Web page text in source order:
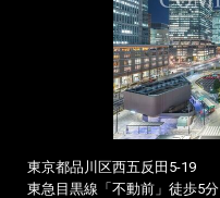
東京都品川区西五反田5-19
東急目黒線「不動前」徒歩5分